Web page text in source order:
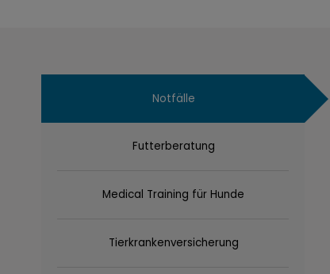
Notfälle
Futterberatung
Medical Training für Hunde
Tierkrankenversicherung